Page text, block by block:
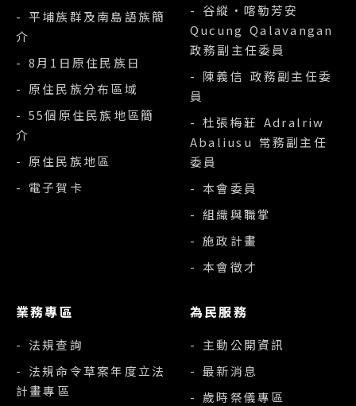
- 平埔族群及南島語族簡
介
- 8月1日原住民族日
- 原住民族分布區域
- 55個原住民族地區簡
介
- 原住民族地區
- 電子賀卡
- 谷縱‧喀勒芳安
Qucung Qalavangan
政務副主任委員
- 陳義信 政務副主任委
員
- 杜張梅莊 Adralriw
Abaliusu 常務副主任
委員
- 本會委員
- 組織與職掌
- 施政計畫
- 本會徵才
業務專區
- 法規查詢
- 法規命令草案年度立法
計畫專區
為民服務
- 主動公開資訊
- 最新消息
- 歲時祭儀專區